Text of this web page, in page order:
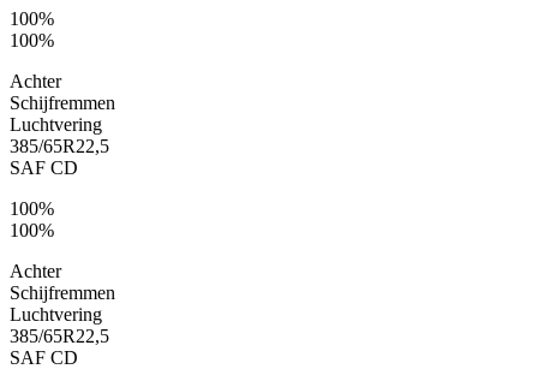
100%
100%
Achter
Schijfremmen
Luchtvering
385/65R22,5
SAF CD
100%
100%
Achter
Schijfremmen
Luchtvering
385/65R22,5
SAF CD